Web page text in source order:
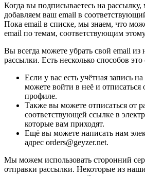
Когда вы подписываетесь на
добавляем ваш email в
Пока email в списке, мы знаем, что
email по темам, соответствующим
Вы всегда можете убрать свой email из
рассылки. Есть несколько способов это
Если у вас есть учётная запись
можете войти в неё и отписаться
профиле.
Также вы можете отписаться от
соответствующей ссылке в
которые вам приходят.
Ещё вы можете написать нам
адрес orders@geyzer.net.
Мы можем использовать сторонний
отправки рассылки. Некоторые из